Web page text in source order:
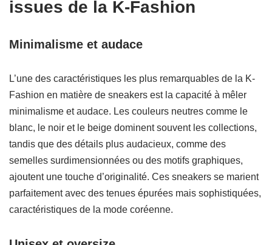
issues de la K-Fashion
Minimalisme et audace
L’une des caractéristiques les plus remarquables de la K-
Fashion en matière de sneakers est la capacité à mêler
minimalisme et audace. Les couleurs neutres comme le
blanc, le noir et le beige dominent souvent les collections,
tandis que des détails plus audacieux, comme des
semelles surdimensionnées ou des motifs graphiques,
ajoutent une touche d’originalité. Ces sneakers se marient
parfaitement avec des tenues épurées mais sophistiquées,
caractéristiques de la mode coréenne.